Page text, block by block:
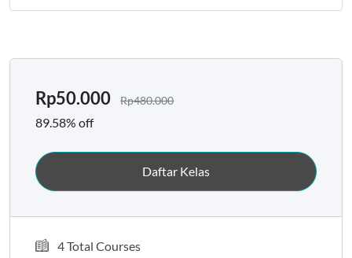
Rp50.000 Rp480.000
89.58% off
Daftar Kelas
4 Total Courses